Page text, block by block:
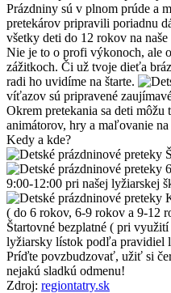
Prázdniny sú v plnom prúde a
pretekárov pripravili poriadnu
všetky deti do 12 rokov na
Nie je to o profi výkonoch, ale
zážitkoch. Či už tvoje dieťa
radi ho uvidíme na štarte.
víťazov sú pripravené
Okrem pretekania sa deti môžu
animátorov, hry a maľovanie na
Kedy a kde?
9:00-12:00 pri našej lyžiarskej
( do 6 rokov, 6-9 rokov a 9-12
Štartovné bezplatné ( pri
lyžiarsky lístok podľa pravidiel
Príďte povzbudzovať, užiť si
nejakú sladkú odmenu!
Zdroj: regiontatry.sk